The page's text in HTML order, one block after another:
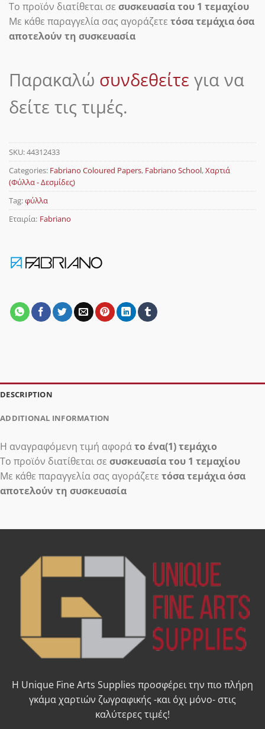
Το προϊόν διατίθεται σε συσκευασία του 1 τεμαχίου
Με κάθε παραγγελία σας αγοράζετε τόσα τεμάχια όσα
αποτελούν τη συσκευασία
Παρακαλώ συνδεθείτε για να
δείτε τις τιμές.
SKU:44312433
Categories: Fabriano Coloured Papers, Fabriano School,Χαρτιά
(Φύλλα - Δεσμίδες)
Tag:φύλλα
Εταιρία: Fabriano
DESCRIPTION
ADDITIONAL INFORMATION
Η αναγραφόμενη τιμή αφοράτο ένα(1) τεμάχιο
Το προϊόν διατίθεται σε συσκευασία του 1 τεμαχίου
Με κάθε παραγγελία σας αγοράζετε τόσα τεμάχια όσα
αποτελούν τη συσκευασία
Η Unique Fine Arts Supplies προσφέρει την πιο πλήρη
γκάμα χαρτιών ζωγραφικής -και όχι μόνο- στις
καλύτερες τιμές!